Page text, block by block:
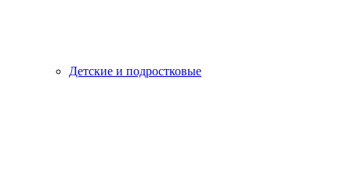
Детские и подростковые